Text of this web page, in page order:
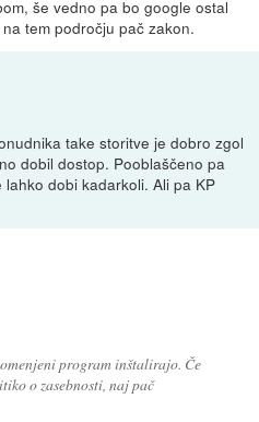
še vedno pa bo google ostal
tem področju pač zakon.
take storitve je dobro zgol
dobil dostop. Pooblaščeno pa
dobi kadarkoli. Ali pa KP
program inštalirajo. Če
o zasebnosti, naj pač